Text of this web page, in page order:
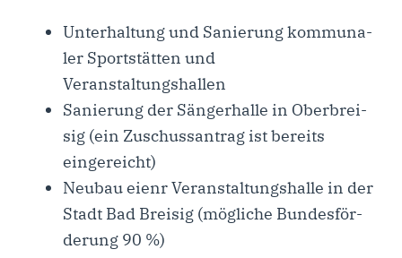
Unter­hal­tung und Sanie­rung kom­mu­na­
ler Sport­stät­ten und
Veranstaltungshallen
Sanie­rung der Sän­ger­hal­le in Ober­brei­
sig (ein Zuschuss­an­trag ist bereits
eingereicht)
Neu­bau eienr Ver­an­stal­tungs­hal­le in der
Stadt Bad Brei­sig (mög­li­che Bun­des­för­
de­rung 90 %)